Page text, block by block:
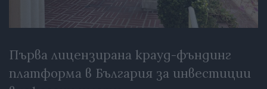
Първа лицензирана крауд-фъндинг
платформа в България за инвестиции